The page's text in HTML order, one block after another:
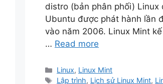
distro (bản phân phối) Linux
Ubuntu được phát hành lần
vào năm 2006. Linux Mint
… Read more
Categories
Linux, Linux Mint
Tags
Lập trình, Lịch sử Linux Mint,